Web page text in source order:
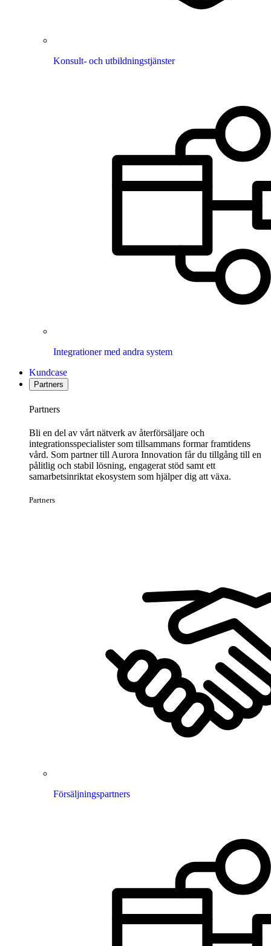
Konsult- och utbildningstjänster
Integrationer med andra system
Kundcase
Partners
Partners
Bli en del av vårt nätverk av återförsäljare och
integrationsspecialister som tillsammans formar framtidens
vård. Som partner till Aurora Innovation får du tillgång till en
pålitlig och stabil lösning, engagerat stöd samt ett
samarbetsinriktat ekosystem som hjälper dig att växa.
Partners
Försäljningspartners